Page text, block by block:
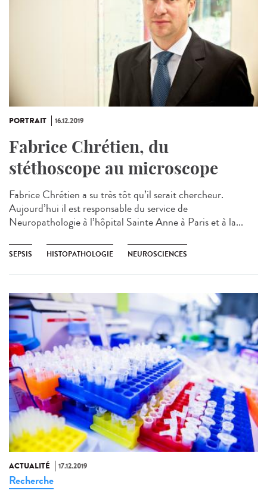
PORTRAIT 16.12.2019
Fabrice Chrétien, du
stéthoscope au microscope
Fabrice Chrétien a su très tôt qu’il serait chercheur.
Aujourd’hui il est responsable du service de
Neuropathologie à l’hôpital Sainte Anne à Paris​ et à la...
SEPSIS HISTOPATHOLOGIE NEUROSCIENCES
ACTUALITÉ 17.12.2019
Recherche